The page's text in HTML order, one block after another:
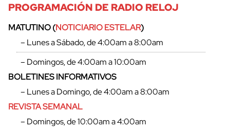
PROGRAMACIÓN DE RADIO RELOJ
MATUTINO (NOTICIARIO ESTELAR)
– Lunes a Sábado, de 4:00am a 8:00am
– Domingos, de 4:00am a 10:00am
BOLETINES INFORMATIVOS
– Lunes a Domingo, de 4:00am a 8:00am
REVISTA SEMANAL
– Domingos, de 10:00am a 4:00am